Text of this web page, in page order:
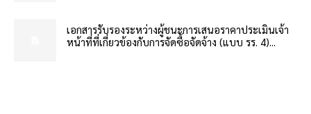
เอกสารรับรองระหว่างผู้ชนะการเสนอราคาประเมินเจ้า
หน้าที่ที่เกี่ยวข้องกับการจัดซื้อจัดจ้าง (แบบ รร. 4)...